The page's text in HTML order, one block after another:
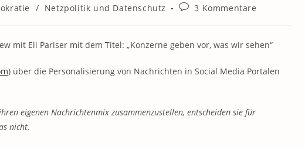
/ Netzpolitik und Datenschutz
Beitrags-
3 Kommentare
mit Eli Pariser mit dem Titel: „Konzerne geben vor, was wir sehen“
) über die Personalisierung von Nachrichten in Social Media Portalen
eigenen Nachrichtenmix zusammenzustellen, entscheiden sie für
nicht.